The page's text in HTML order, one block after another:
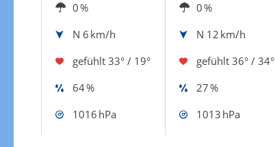
0 % 0 %
N 6 km/h N 12 km/h
gefühlt 33° / 19° gefühlt 36° / 34°
64 %
27 %
1016 hPa
1013 hPa